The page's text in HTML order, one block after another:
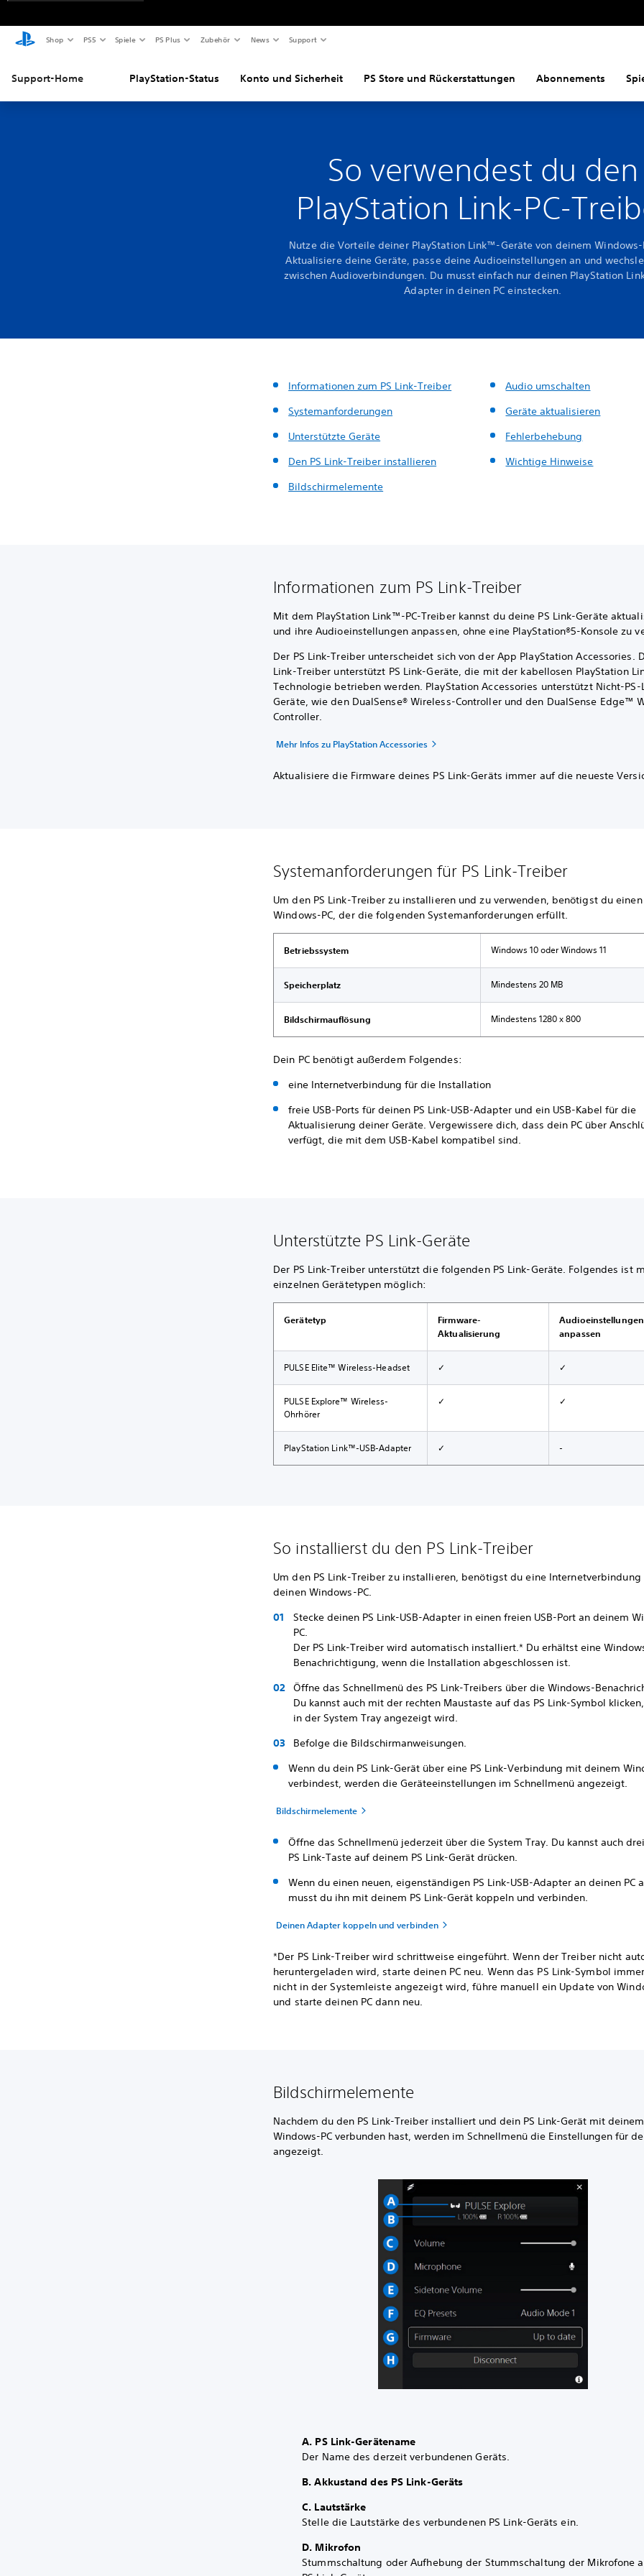
Shop PS5 Spiele PS Plus Zubehör News Support
Support-Home PlayStation-Status Konto und Sicherheit PS Store und Rückerstattungen Abonnements
So verwendest du den
PlayStation Link-PC-
Nutze die Vorteile deiner PlayStation Link™-Geräte von deinem Windows-
Aktualisiere deine Geräte, passe deine Audioeinstellungen an und
zwischen Audioverbindungen. Du musst einfach nur deinen PlayStation
Adapter in deinen PC einstecken.
Informationen zum PS Link-Treiber
Systemanforderungen
Unterstützte Geräte
Den PS Link-Treiber installieren
Bildschirmelemente
Audio umschalten
Geräte aktualisieren
Fehlerbehebung
Wichtige Hinweise
Informationen zum PS Link-Treiber
Mit dem PlayStation Link™-PC-Treiber kannst du deine PS Link-Geräte
und ihre Audioeinstellungen anpassen, ohne eine PlayStation®5-Konsole zu
Der PS Link-Treiber unterscheidet sich von der App PlayStation Accessories.
Link-Treiber unterstützt PS Link-Geräte, die mit der kabellosen PlayStation
Technologie betrieben werden. PlayStation Accessories unterstützt Nicht-PS-
Geräte, wie den DualSense® Wireless-Controller und den DualSense Edge™
Controller.
Mehr Infos zu PlayStation Accessories
Aktualisiere die Firmware deines PS Link-Geräts immer auf die neueste
Systemanforderungen für PS Link-Treiber
Um den PS Link-Treiber zu installieren und zu verwenden, benötigst du einen
Windows-PC, der die folgenden Systemanforderungen erfüllt.
Betriebssystem Windows 10 oder Windows 11
Speicherplatz Mindestens 20 MB
Bildschirmauflösung Mindestens 1280 x 800
Dein PC benötigt außerdem Folgendes:
eine Internetverbindung für die Installation
freie USB-Ports für deinen PS Link-USB-Adapter und ein USB-Kabel für die
Aktualisierung deiner Geräte. Vergewissere dich, dass dein PC über
verfügt, die mit dem USB-Kabel kompatibel sind.
Unterstützte PS Link-Geräte
Der PS Link-Treiber unterstützt die folgenden PS Link-Geräte. Folgendes ist
einzelnen Gerätetypen möglich:
Gerätetyp
Firmware-
Aktualisierung
Audioeinstellungen
anpassen
PULSE Elite™ Wireless-Headset ✓ ✓
PULSE Explore™ Wireless-
Ohrhörer
✓ ✓
PlayStation Link™-USB-Adapter ✓ -
So installierst du den PS Link-Treiber
Um den PS Link-Treiber zu installieren, benötigst du eine Internetverbindung
deinen Windows-PC.
Stecke deinen PS Link-USB-Adapter in einen freien USB-Port an deinem
PC.
Der PS Link-Treiber wird automatisch installiert.* Du erhältst eine
Benachrichtigung, wenn die Installation abgeschlossen ist.
Öffne das Schnellmenü des PS Link-Treibers über die Windows-
Du kannst auch mit der rechten Maustaste auf das PS Link-Symbol
in der System Tray angezeigt wird.
Befolge die Bildschirmanweisungen.
Wenn du dein PS Link-Gerät über eine PS Link-Verbindung mit deinem
verbindest, werden die Geräteeinstellungen im Schnellmenü angezeigt.
Bildschirmelemente
Öffne das Schnellmenü jederzeit über die System Tray. Du kannst auch
PS Link-Taste auf deinem PS Link-Gerät drücken.
Wenn du einen neuen, eigenständigen PS Link-USB-Adapter an deinen PC
musst du ihn mit deinem PS Link-Gerät koppeln und verbinden.
Deinen Adapter koppeln und verbinden
*Der PS Link-Treiber wird schrittweise eingeführt. Wenn der Treiber nicht
heruntergeladen wird, starte deinen PC neu. Wenn das PS Link-Symbol
nicht in der Systemleiste angezeigt wird, führe manuell ein Update von
und starte deinen PC dann neu.
Bildschirmelemente
Nachdem du den PS Link-Treiber installiert und dein PS Link-Gerät mit deinem
Windows-PC verbunden hast, werden im Schnellmenü die Einstellungen für
angezeigt.
A. PS Link-Gerätename
Der Name des derzeit verbundenen Geräts.
B. Akkustand des PS Link-Geräts
C. Lautstärke
Stelle die Lautstärke des verbundenen PS Link-Geräts ein.
D. Mikrofon
Stummschaltung oder Aufhebung der Stummschaltung der Mikrofone